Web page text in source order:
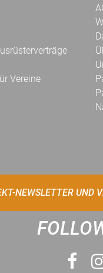
Vereine
NEWSLETTER UND